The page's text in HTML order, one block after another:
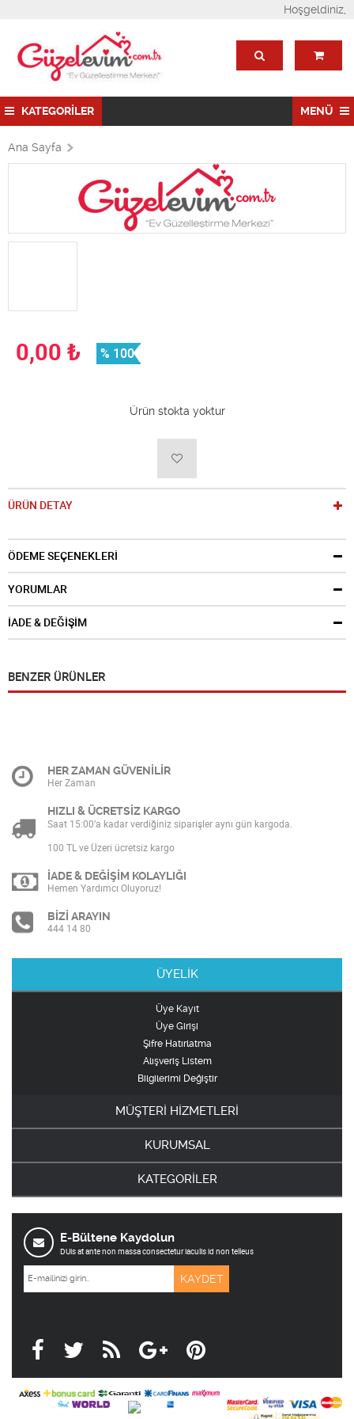
Hoşgeldiniz,
KATEGORİLER MENÜ
Ana Sayfa
0,00 ₺ % 100
Ürün stokta yoktur
ÜRÜN DETAY
ÖDEME SEÇENEKLERİ
YORUMLAR
İADE & DEĞİŞİM
BENZER ÜRÜNLER
HER ZAMAN GÜVENİLİR
Her Zaman
HIZLI & ÜCRETSİZ KARGO
Saat 15:00’a kadar verdiğiniz siparişler aynı gün kargoda.
100 TL ve Üzeri ücretsiz kargo
İADE & DEĞİŞİM KOLAYLIĞI
Hemen Yardımcı Oluyoruz!
BİZİ ARAYIN
444 14 80
ÜYELİK
Üye Kayıt
Üye Girişi
Şifre Hatırlatma
Alışveriş Listem
Bilgilerimi Değiştir
MÜŞTERİ HİZMETLERİ
KURUMSAL
KATEGORİLER
E-Bültene Kaydolun
DUis at ante non massa consectetur iaculis id non telleus